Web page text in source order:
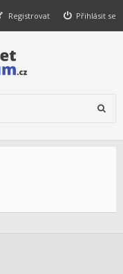
Přihlásit se
Registrovat